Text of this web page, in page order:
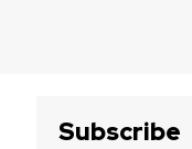
Subscribe